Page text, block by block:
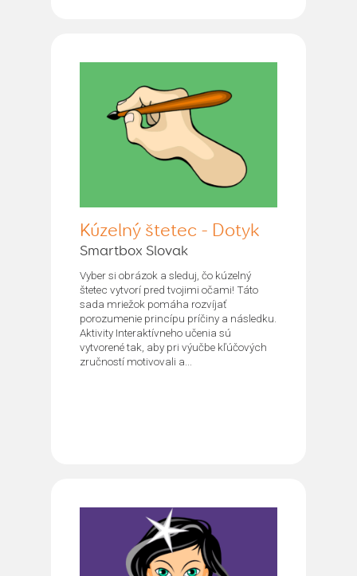
Kúzelný štetec - Dotyk
Smartbox Slovak
Vyber si obrázok a sleduj, čo kúzelný
štetec vytvorí pred tvojimi očami! Táto
sada mriežok pomáha rozvíjať
porozumenie princípu príčiny a následku.
Aktivity Interaktívneho učenia sú
vytvorené tak, aby pri výučbe kľúčových
zručností motivovali a...